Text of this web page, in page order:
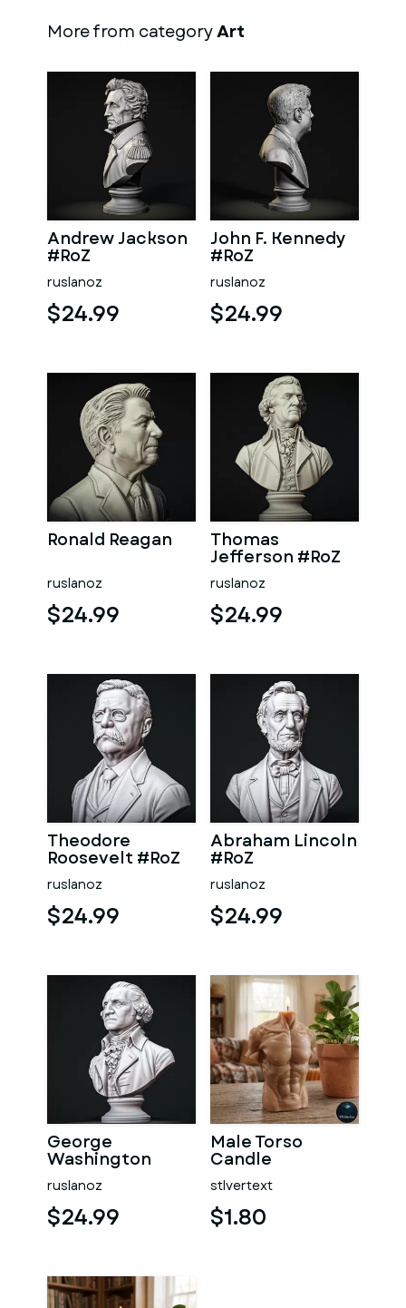
More from categoryArt
Andrew Jackson
#RoZ
ruslanoz
$24.99
John F. Kennedy
#RoZ
ruslanoz
$24.99
Ronald Reagan
ruslanoz
$24.99
Thomas
Jefferson #RoZ
ruslanoz
$24.99
Theodore
Roosevelt #RoZ
ruslanoz
$24.99
Abraham Lincoln
#RoZ
ruslanoz
$24.99
George
Washington
#RoZ
ruslanoz
$24.99
Male Torso
Candle
stlvertext
$1.80